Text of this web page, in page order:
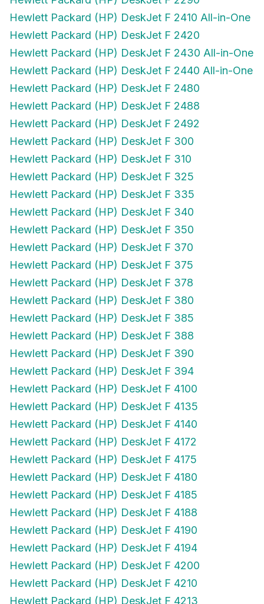
Hewlett Packard (HP) DeskJet F 2410 All-in-One
Hewlett Packard (HP) DeskJet F 2420
Hewlett Packard (HP) DeskJet F 2430 All-in-One
Hewlett Packard (HP) DeskJet F 2440 All-in-One
Hewlett Packard (HP) DeskJet F 2480
Hewlett Packard (HP) DeskJet F 2488
Hewlett Packard (HP) DeskJet F 2492
Hewlett Packard (HP) DeskJet F 300
Hewlett Packard (HP) DeskJet F 310
Hewlett Packard (HP) DeskJet F 325
Hewlett Packard (HP) DeskJet F 335
Hewlett Packard (HP) DeskJet F 340
Hewlett Packard (HP) DeskJet F 350
Hewlett Packard (HP) DeskJet F 370
Hewlett Packard (HP) DeskJet F 375
Hewlett Packard (HP) DeskJet F 378
Hewlett Packard (HP) DeskJet F 380
Hewlett Packard (HP) DeskJet F 385
Hewlett Packard (HP) DeskJet F 388
Hewlett Packard (HP) DeskJet F 390
Hewlett Packard (HP) DeskJet F 394
Hewlett Packard (HP) DeskJet F 4100
Hewlett Packard (HP) DeskJet F 4135
Hewlett Packard (HP) DeskJet F 4140
Hewlett Packard (HP) DeskJet F 4172
Hewlett Packard (HP) DeskJet F 4175
Hewlett Packard (HP) DeskJet F 4180
Hewlett Packard (HP) DeskJet F 4185
Hewlett Packard (HP) DeskJet F 4188
Hewlett Packard (HP) DeskJet F 4190
Hewlett Packard (HP) DeskJet F 4194
Hewlett Packard (HP) DeskJet F 4200
Hewlett Packard (HP) DeskJet F 4210
Hewlett Packard (HP) DeskJet F 4213